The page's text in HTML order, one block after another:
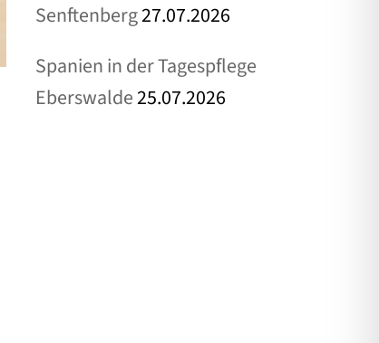
Senftenberg27.07.2026
Spanien in der Tagespflege
Eberswalde25.07.2026